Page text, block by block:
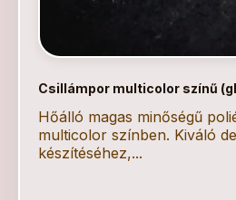
Csillámpor multicolor színű
Hőálló magas minőségű
multicolor színben. Kiváló
készítéséhez,...